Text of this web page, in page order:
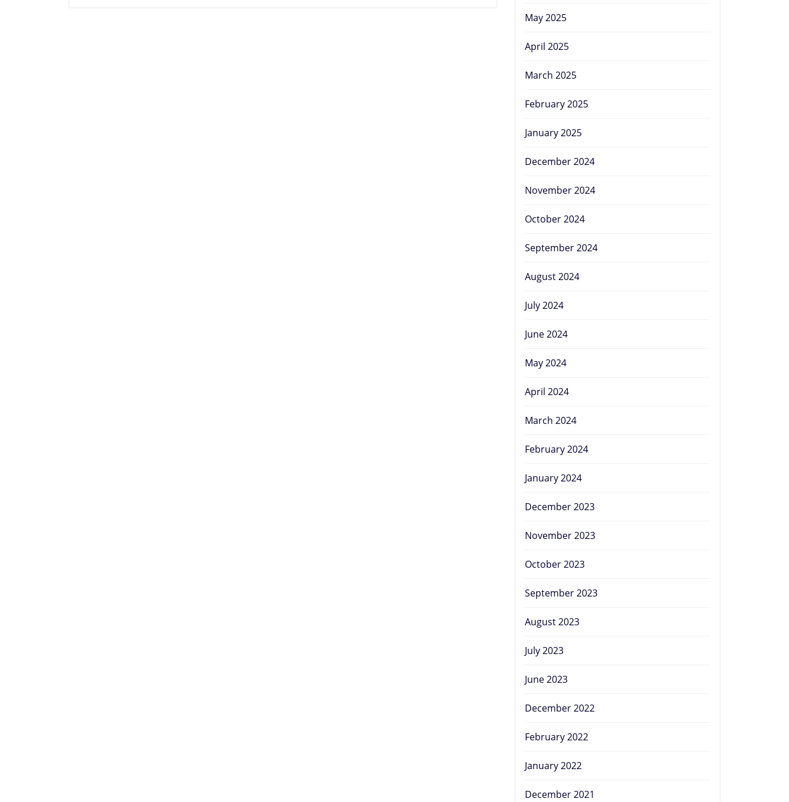
May 2025
April 2025
March 2025
February 2025
January 2025
December 2024
November 2024
October 2024
September 2024
August 2024
July 2024
June 2024
May 2024
April 2024
March 2024
February 2024
January 2024
December 2023
November 2023
October 2023
September 2023
August 2023
July 2023
June 2023
December 2022
February 2022
January 2022
December 2021